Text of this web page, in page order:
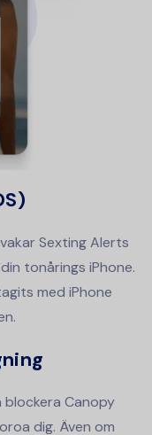
Sexting Alerts
tonårings iPhone.
med iPhone
Canopy
dig. Även om